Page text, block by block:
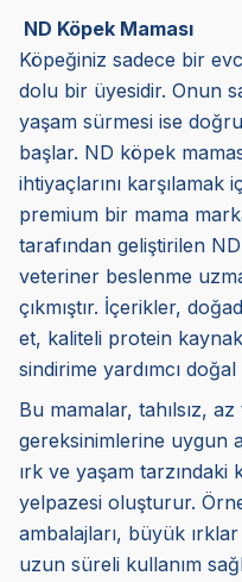
ND Köpek Maması
Köpeğiniz sadece bir
dolu bir üyesidir. Onun
yaşam sürmesi ise
başlar. ND köpek
ihtiyaçlarını
premium bir mama
tarafından geliştirilen
veteriner beslenme
çıkmıştır. İçerikler,
et, kaliteli protein
sindirime yardımcı
Bu mamalar, tahılsız,
gereksinimlerine uygun
ırk ve yaşam
yelpazesi oluşturur.
ambalajları, büyük
uzun süreli kullanım